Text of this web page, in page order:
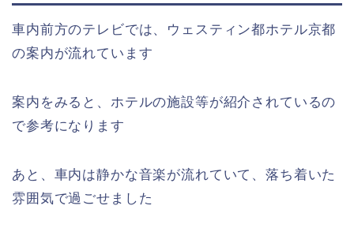
車内前方のテレビでは、ウェスティン都ホテル京都
の案内が流れています
案内をみると、ホテルの施設等が紹介されているの
で参考になります
あと、車内は静かな音楽が流れていて、落ち着いた
雰囲気で過ごせました